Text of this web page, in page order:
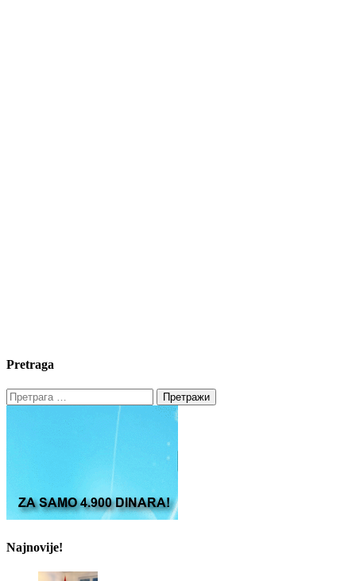
Pretraga
Претрага
за:
Najnovije!